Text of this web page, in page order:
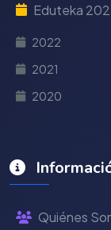
Eduteka
2022
2021
2020
Quiénes